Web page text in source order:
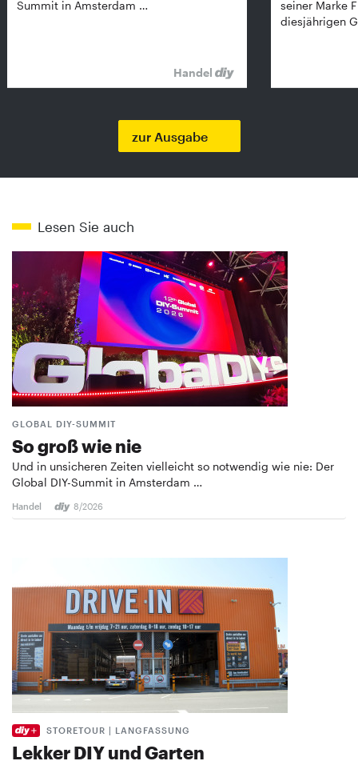
Summit in Amsterdam …
Handel
seiner Marke
diesjährigen
zur Ausgabe
Lesen Sie auch
GLOBAL DIY-SUMMIT
So groß wie nie
Und in unsicheren Zeiten vielleicht so notwendig wie nie: Der
Global DIY-Summit in Amsterdam …
Handel 8/2026
STORETOUR | LANGFASSUNG
Lekker DIY und Garten